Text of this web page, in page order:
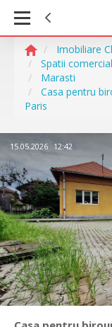
Imobiliare
Spatii
Marasti
Casa pentru
Paris
15.05.2026 12:42